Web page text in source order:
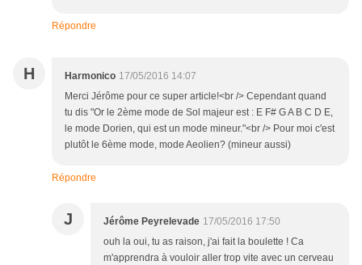
Répondre
H Harmonico 17/05/2016 14:07
Merci Jérôme pour ce super article!<br /> Cependant quand
tu dis "Or le 2ème mode de Sol majeur est : E F# G A B C D E,
le mode Dorien, qui est un mode mineur."<br /> Pour moi c'est
plutôt le 6ème mode, mode Aeolien? (mineur aussi)
Répondre
J Jérôme Peyrelevade 17/05/2016 17:50
ouh la oui, tu as raison, j'ai fait la boulette ! Ca
m'apprendra à vouloir aller trop vite avec un cerveau